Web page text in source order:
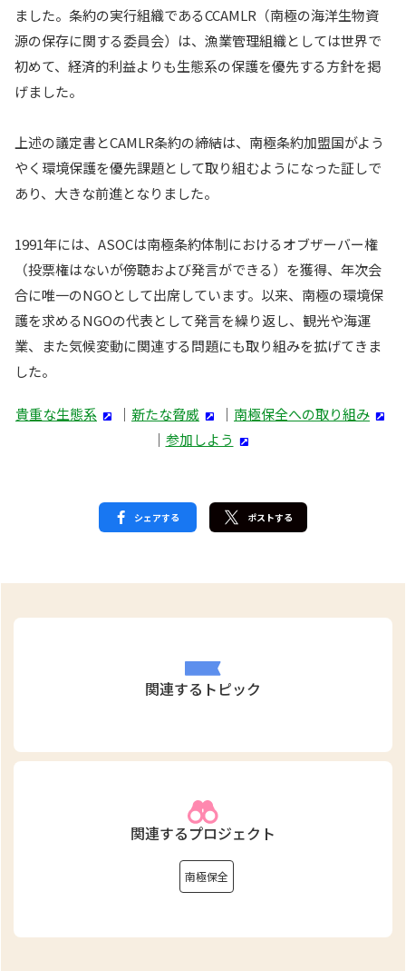
ました。条約の実行組織であるCCAMLR（南極の海洋生物資
源の保存に関する委員会）は、漁業管理組織としては世界で
初めて、経済的利益よりも生態系の保護を優先する方針を掲
げました。
上述の議定書とCAMLR条約の締結は、南極条約加盟国がよう
やく環境保護を優先課題として取り組むようになった証しで
あり、大きな前進となりました。
1991年には、ASOCは南極条約体制におけるオブザーバー権
（投票権はないが傍聴および発言ができる）を獲得、年次会
合に唯一のNGOとして出席しています。以来、南極の環境保
護を求めるNGOの代表として発言を繰り返し、観光や海運
業、また気候変動に関連する問題にも取り組みを拡げてきま
した。
貴重な生態系 ｜ 新たな脅威 ｜ 南極保全への取り組み
｜ 参加しよう
シェアする ポストする
関連するトピック
関連するプロジェクト
南極保全